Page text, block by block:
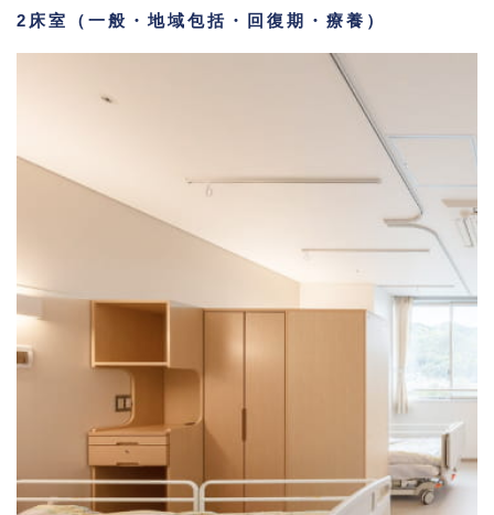
2床室（一般・地域包括・回復期・療養）